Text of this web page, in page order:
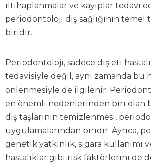
iltihaplanmalar ve kayıplar tedavi
periodontoloji diş sağlığının temel
biridir.
Periodontoloji, sadece diş eti
tedavisiyle değil, aynı zamanda bu
önlenmesiyle de ilgilenir.
en önemli nedenlerinden biri olan
diş taşlarının temizlenmesi,
uygulamalarından biridir. Ayrıca,
genetik yatkınlık, sigara kullanımı
hastalıklar gibi risk faktörlerini de